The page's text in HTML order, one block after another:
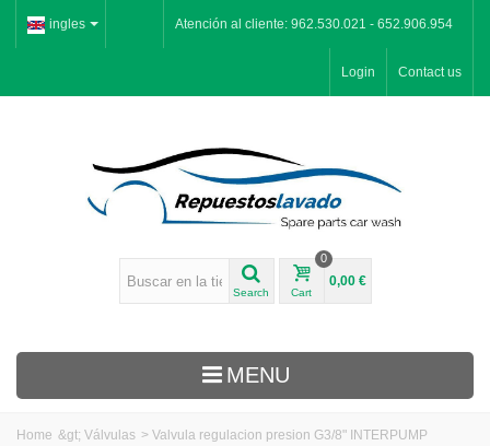
Atención al cliente: 962.530.021 - 652.906.954
ingles
Contact us
Login
Search Cart
0
0,00 €
MENU
Home &gt; Válvulas > Valvula regulacion presion G3/8" INTERPUMP